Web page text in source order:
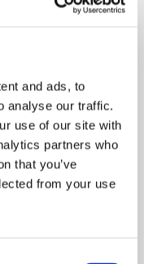
and ads, to
analyse our traffic.
use of our site with
partners who
that you’ve
from your use